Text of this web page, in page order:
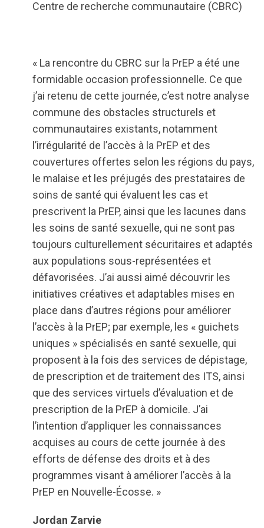
Centre de recherche communautaire (CBRC)
« La rencontre du CBRC sur la PrEP a été une
formidable occasion professionnelle. Ce que
j’ai retenu de cette journée, c’est notre analyse
commune des obstacles structurels et
communautaires existants, notamment
l’irrégularité de l’accès à la PrEP et des
couvertures offertes selon les régions du pays,
le malaise et les préjugés des prestataires de
soins de santé qui évaluent les cas et
prescrivent la PrEP, ainsi que les lacunes dans
les soins de santé sexuelle, qui ne sont pas
toujours culturellement sécuritaires et adaptés
aux populations sous-représentées et
défavorisées. J’ai aussi aimé découvrir les
initiatives créatives et adaptables mises en
place dans d’autres régions pour améliorer
l’accès à la PrEP; par exemple, les « guichets
uniques » spécialisés en santé sexuelle, qui
proposent à la fois des services de dépistage,
de prescription et de traitement des ITS, ainsi
que des services virtuels d’évaluation et de
prescription de la PrEP à domicile. J’ai
l’intention d’appliquer les connaissances
acquises au cours de cette journée à des
efforts de défense des droits et à des
programmes visant à améliorer l’accès à la
PrEP en Nouvelle-Écosse. »
Jordan Zarvie